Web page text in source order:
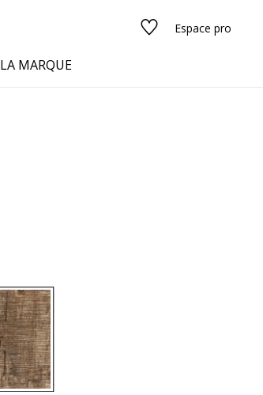
Espace pro
LA MARQUE